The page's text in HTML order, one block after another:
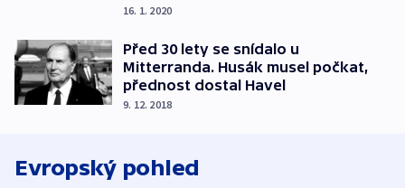
16. 1. 2020
Před 30 lety se snídalo u
Mitterranda. Husák musel počkat,
přednost dostal Havel
9. 12. 2018
Evropský pohled